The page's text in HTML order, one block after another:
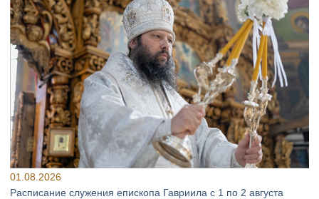
01.08.2026
Расписание служения епископа Гавриила с 1 по 2 августа